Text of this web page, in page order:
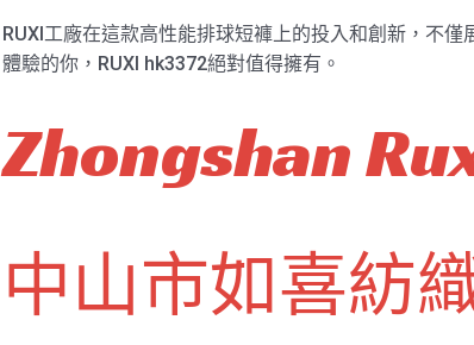
RUXI工廠在這款高性能排球短褲上的投入和創新，不
體驗的你，RUXI hk3372絕對值得擁有。
Zhongshan
中山市如喜紡